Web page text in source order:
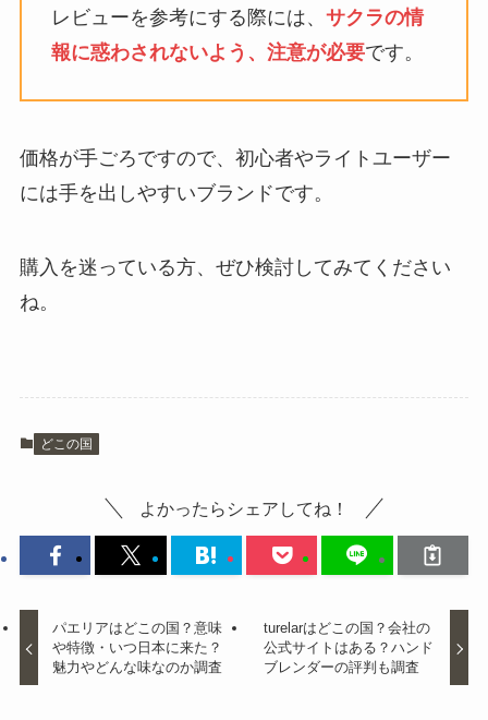
レビューを参考にする際には、 サクラの情
報に惑わされないよう、注意が必要です。
価格が手ごろですので、初心者やライトユーザー
には手を出しやすいブランドです。
購入を迷っている方、ぜひ検討してみてください
ね。
どこの国
よかったらシェアしてね！
パエリアはどこの国？意味
や特徴・いつ日本に来た？
魅力やどんな味なのか調査
turelarはどこの国？会社の
公式サイトはある？ハンド
ブレンダーの評判も調査